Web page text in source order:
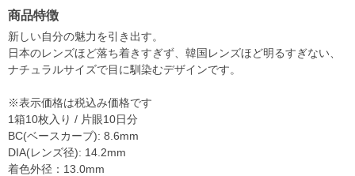
商品特徴
新しい自分の魅力を引き出す。
日本のレンズほど落ち着きすぎず、韓国レンズほど明るすぎない、
ナチュラルサイズで目に馴染むデザインです。
※表示価格は税込み価格です
1箱10枚入り / 片眼10日分
BC(ベースカーブ): 8.6mm
DIA(レンズ径): 14.2mm
着色外径：13.0mm